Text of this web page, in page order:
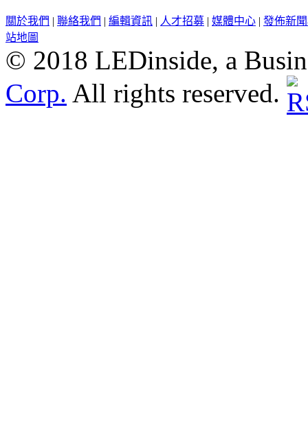
關於我們 | 聯絡我們 | 編輯資訊 | 人才招募 | 媒體中心 | 發佈新
站地圖
© 2018 LEDinside, a
Corp. All rights reserved.